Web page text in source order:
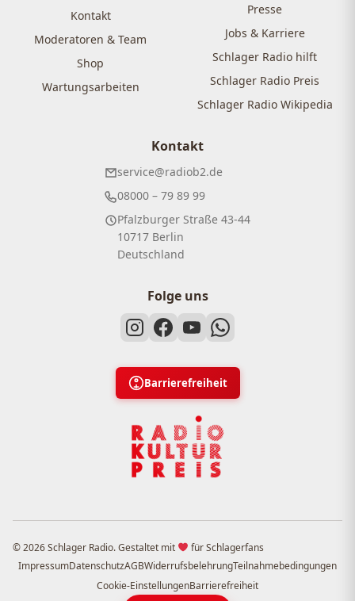
Kontakt
Moderatoren & Team
Shop
Wartungsarbeiten
Presse
Jobs & Karriere
Schlager Radio hilft
Schlager Radio Preis
Schlager Radio Wikipedia
Kontakt
service@radiob2.de
08000 – 79 89 99
Pfalzburger Straße 43-44
10717 Berlin
Deutschland
Folge uns
Barrierefreiheit
© 2026 Schlager Radio. Gestaltet mit
für Schlagerfans
ImpressumDatenschutzAGBWiderrufsbelehrungTeilnahmebedingungen
Cookie-EinstellungenBarrierefreiheit